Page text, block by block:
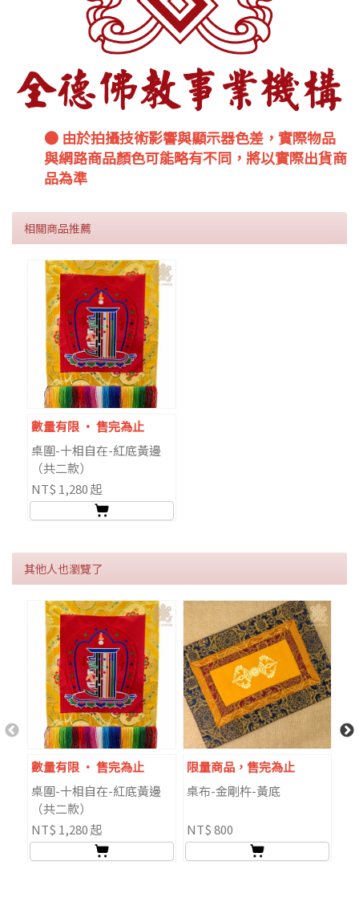
● 由於拍攝技術影響與顯示器色差，實際物品
與網路商品顏色可能略有不同，將以實際出貨商
品為準
相關商品推薦
數量有限 ‧ 售完為止
桌圍-十相自在-紅底黃邊
（共二款）
NT$ 1,280 起
其他人也瀏覽了
數量有限 ‧ 售完為止
桌圍-十相自在-紅底黃邊
（共二款）
NT$ 1,280 起
限量商品，售完為止
桌布-金剛杵-黃底
NT$ 800